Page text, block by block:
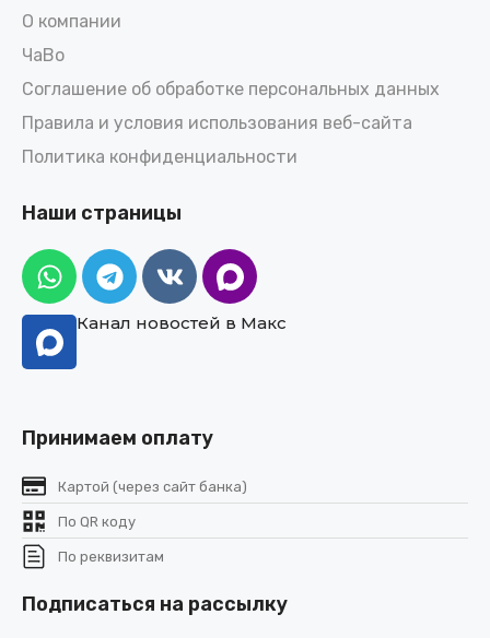
О компании
ЧаВо
Соглашение об обработке персональных данных
Правила и условия использования веб-сайта
Политика конфиденциальности
Наши страницы
Канал новостей в Макс
Принимаем оплату
Картой (через сайт банка)
По QR коду
По реквизитам
Подписаться на рассылку